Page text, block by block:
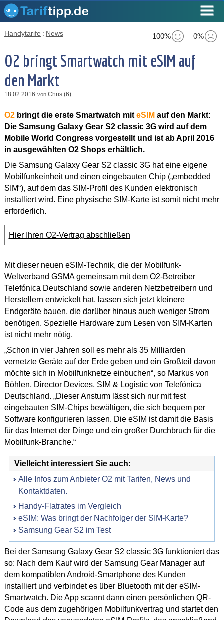
100% 0%
Handytarife : News
O2 bringt Smartwatch mit eSIM auf
den Markt
18.02.2016 von Chris (6)
O2bringt die erste Smartwatch mit eSIM auf den Markt:
Die Samsung Galaxy Gear S2 classic 3G wird auf dem
Mobile World Congress vorgestellt und ist ab April 2016
in ausgewählten O2 Shops erhältlich.
Die Samsung Galaxy Gear S2 classic 3G hat eine eigene
Mobilfunkeinheit und einen eingebauten Chip („embedded
SIM“), auf dem das SIM-Profil des Kunden elektronisch
installiert wird. Eine physische SIM-Karte ist somit nicht mehr
erforderlich.
Hier Ihren O2-Vertrag abschließen
Mit dieser neuen eSIM-Technik, die der Mobilfunk-
Weltverband GSMA gemeinsam mit dem O2-Betreiber
Telefónica Deutschland sowie anderen Netzbetreibern und
Herstellern entwickelt hat, lassen sich jetzt kleinere
Endgeräte bauen, die darüber hinaus auch weniger Strom
benötigen. Spezielle Hardware zum Lesen von SIM-Karten
ist nicht mehr nötig.
„Schon in vier Jahren soll es mehr als 35 Milliarden
vernetzte Geräte auf der Erde geben und ein Großteil davon
möchte sich in Mobilfunknetze einbuchen“, so Markus von
Böhlen, Director Devices, SIM & Logistic von Telefónica
Deutschland. „Dieser Ansturm lässt sich nur mit fest
eingebauten SIM-Chips bewältigen, die sich bequem per
Software konfigurieren lassen. Die eSIM ist damit die Basis
für das Internet der Dinge und ein großer Durchbruch für die
Mobilfunk-Branche.“
Vielleicht interessiert Sie auch:
Alle Infos zum Anbieter O2 mit Tarifen, News und
Kontaktdaten.
Handy-Flatrates im Vergleich
eSIM: Was bringt der Nachfolger der SIM-Karte?
Samsung Gear S2 im Test
Bei der Samsung Galaxy Gear S2 classic 3G funktioniert das
so: Nach dem Kauf wird der Samsung Gear Manager auf
dem kompatiblen Android-Smartphone des Kunden
installiert und verbindet es über Bluetooth mit der eSIM-
Smartwatch. Die App scannt dann einen persönlichen QR-
Code aus dem zugehörigen Mobilfunkvertrag und startet den